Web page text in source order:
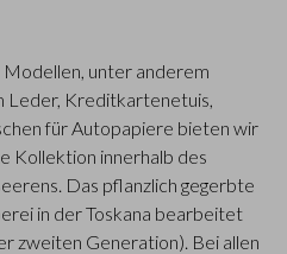
unter anderem
Leder, Kreditkartenetuis,
für Autopapiere bieten wir
Kollektion innerhalb des
Das pflanzlich gegerbte
in der Toskana bearbeitet
zweiten Generation). Bei allen